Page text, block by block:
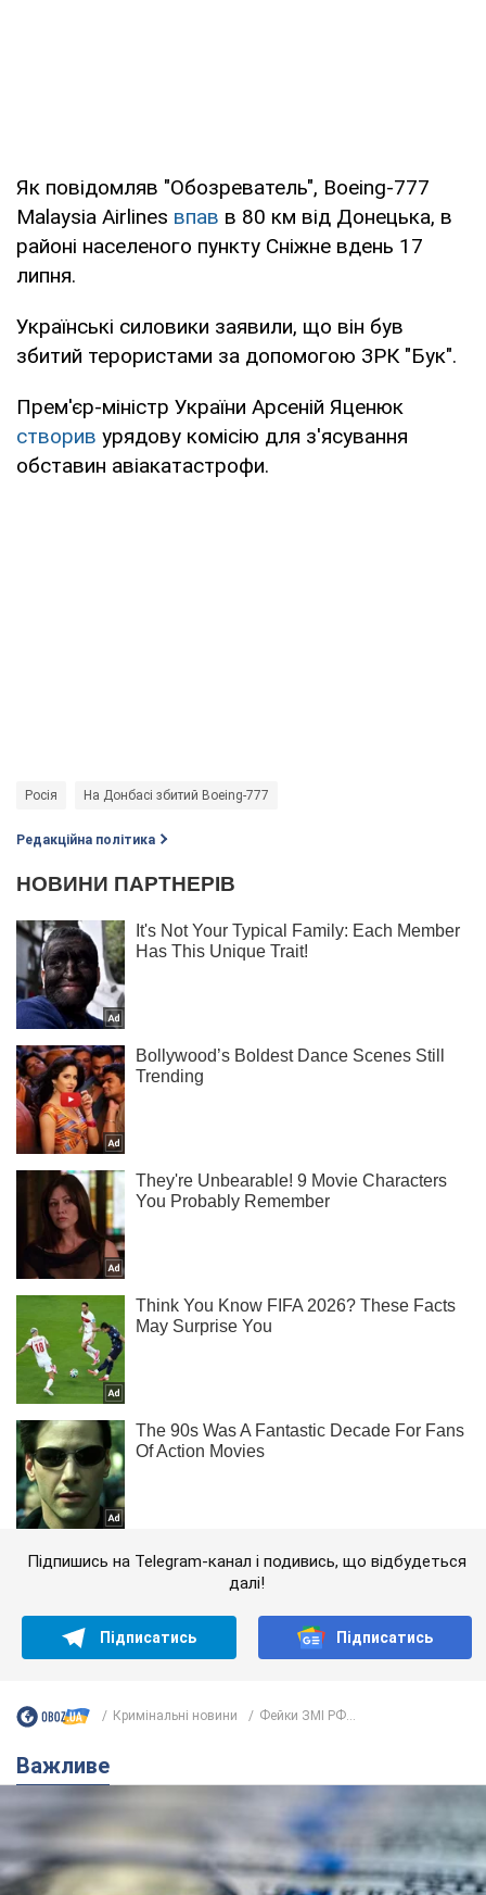
Як повідомляв "Обозреватель", Boeing-777
Malaysia Airlines впав в 80 км від Донецька, в
районі населеного пункту Сніжне вдень 17
липня.
Українські силовики заявили, що він був
збитий терористами за допомогою ЗРК "Бук".
Прем'єр-міністр України Арсеній Яценюк
створив урядову комісію для з'ясування
обставин авіакатастрофи.
Росія На Донбасі збитий Boeing-777
Редакційна політика
Підпишись на Telegram-канал і подивись, що відбудеться
далі!
Підписатись Підписатись
Кримінальні новини Фейки ЗМІ РФ...
Важливе